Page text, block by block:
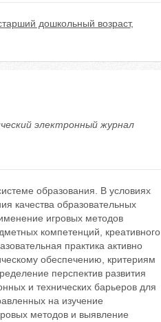
дошкольный возраст,
электронный журнал
образования. В условиях
качества образовательных
игровых методов
компетенций, креативного
практика активно
обеспечению, критериям
перспектив развития
и технических барьеров для
на изучение
методов и выявление